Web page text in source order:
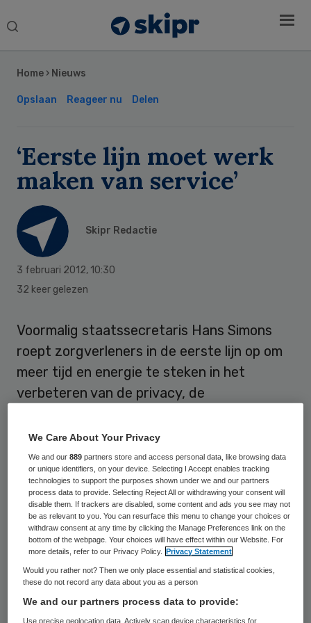
Search
Home › Nieuws
Opslaan Reageer nu Delen
‘Eerste lijn moet werk
maken van service’
Skipr Redactie
3 februari 2012, 10:30
32 keer gelezen
Voormalig staatssecretaris Hans Simons
roept zorgverleners in de eerste lijn op om
meer tijd en energie te steken in het
verbeteren van de privacy, de
toegankelijkheid en bereikbaarheid van de
praktijk.
Simons benadrukt als voorzitter van de
ZonMw programmacommissie ‘Op één lijn’
het toenemende belang van een goede
privacy, informatievoorziening en
toegankelijkheid van de eerste lijn. “Ik denk
dat er in de praktijk nog veel weerstanden
zijn om de informatievoorziening op een
Sidebar
We Care About Your Privacy
We and our889 partners store and access personal data, like browsing data
or unique identifiers, on your device. Selecting I Accept enables tracking
technologies to support the purposes shown under we and our partners
process data to provide. Selecting Reject All or withdrawing your consent will
disable them. If trackers are disabled, some content and ads you see may not
be as relevant to you. You can resurface this menu to change your choices or
withdraw consent at any time by clicking the Manage Preferences link on the
bottom of the webpage. Your choices will have effect within our Website. For
more details, refer to our Privacy Policy.
Privacy Statement
Would you rather not? Then we only place essential and statistical cookies,
these do not record any data about you as a person
We and our partners process data to provide:
Use precise geolocation data. Actively scan device characteristics for